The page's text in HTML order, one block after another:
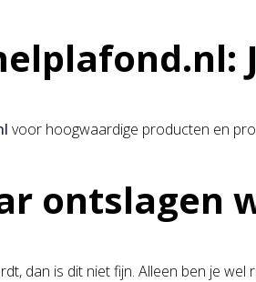
voor hoogwaardige producten en
ontslagen
dan is dit niet fijn. Alleen ben je wel